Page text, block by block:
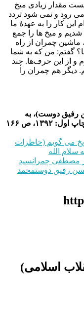
مقدار زیادی میخ
می رود و نمی شود تردد
این کار را به عهدهٔ ما
و میخ ها را جمع
ماشین چمران از راه
گفتم: من که به شما
و از این حرف‌ها. چند
دیگر هم چمران را
رفیق دوست)، به
کوشش سعید علامیان، ناشر: سوره مهر، چاپ اول: ۱۳۹۲، ص ۱۶۶
می گویم (خاطرات
الله
مصطفی چمرانسید
رفیق دوستمحمد
اسلامی​)